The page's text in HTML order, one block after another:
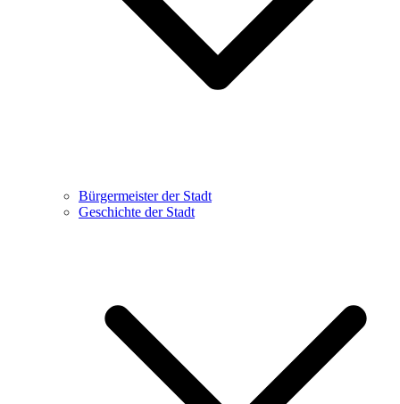
Bürgermeister der Stadt
Geschichte der Stadt